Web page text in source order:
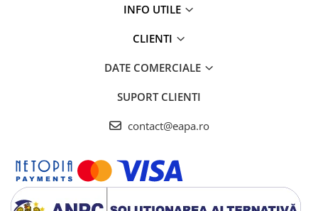
Fluxul de apă pura: 1.5-2.5L/min
INFO UTILE
CLIENTI
DATE COMERCIALE
SUPORT CLIENTI
contact@eapa.ro